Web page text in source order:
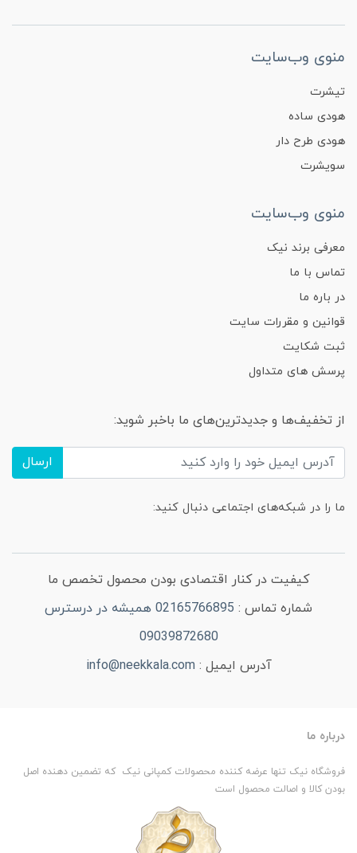
منوی وب‌سایت
تیشرت
هودی ساده
هودی طرح دار
سویشرت
منوی وب‌سایت
معرفی برند نیک
تماس با ما
در باره ما
قوانین و مقررات سایت
ثبت شکایت
پرسش های متداول
از تخفیف‌ها و جدیدترین‌های ما باخبر شوید:
ارسال
ما را در شبکه‌های اجتماعی دنبال کنید:
کیفیت در کنار اقتصادی بودن محصول تخصص ما
شماره تماس :
02165766895 همیشه در درسترس
09039872680
آدرس ایمیل : info@neekkala.com
درباره ما
فروشگاه نیک تنها عرضه کننده محصولات کمپانی نیک که تضمین دهنده اصل
بودن کالا و اصالت محصول است